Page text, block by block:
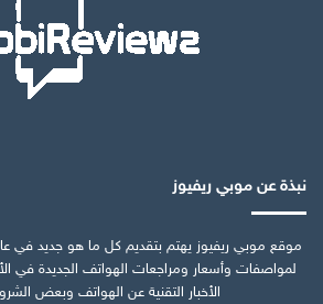
نبذة عن موبي ريفيوز
موقع موبي ريفيوز يهتم بتقديم كل ما هو جديد في
لمواصفات وأسعار ومراجعات الهواتف الجديدة في
الأخبار التقنية عن الهواتف وبعض